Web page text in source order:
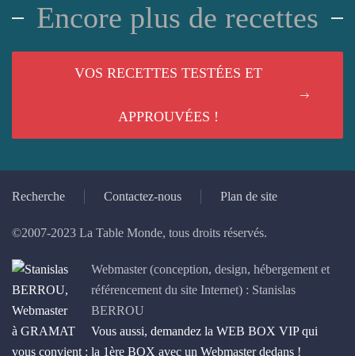
Encore plus de recettes
VOS RECETTES TESTÉES ET
APPROUVÉES !
Recherche Contactez-nous Plan de site
©2007-2023 La Table Monde, tous droits réservés.
Webmaster (conception, design, hébergement et
référencement du site Internet) : Stanislas
BERROU
Vous aussi, demandez la WEB BOX VIP qui
vous convient : la 1ère BOX avec un Webmaster dedans !